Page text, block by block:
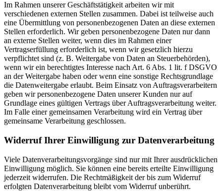
Im Rahmen unserer Geschäftstätigkeit arbeiten wir mit
verschiedenen externen Stellen zusammen. Dabei ist teilweise auch
eine Übermittlung von personenbezogenen Daten an diese externen
Stellen erforderlich. Wir geben personenbezogene Daten nur dann
an externe Stellen weiter, wenn dies im Rahmen einer
Vertragserfüllung erforderlich ist, wenn wir gesetzlich hierzu
verpflichtet sind (z. B. Weitergabe von Daten an Steuerbehörden),
wenn wir ein berechtigtes Interesse nach Art. 6 Abs. 1 lit. f DSGVO
an der Weitergabe haben oder wenn eine sonstige Rechtsgrundlage
die Datenweitergabe erlaubt. Beim Einsatz von Auftragsverarbeitern
geben wir personenbezogene Daten unserer Kunden nur auf
Grundlage eines gültigen Vertrags über Auftragsverarbeitung weiter.
Im Falle einer gemeinsamen Verarbeitung wird ein Vertrag über
gemeinsame Verarbeitung geschlossen.
Widerruf Ihrer Einwilligung zur Datenverarbeitung
Viele Datenverarbeitungsvorgänge sind nur mit Ihrer ausdrücklichen
Einwilligung möglich. Sie können eine bereits erteilte Einwilligung
jederzeit widerrufen. Die Rechtmäßigkeit der bis zum Widerruf
erfolgten Datenverarbeitung bleibt vom Widerruf unberührt.